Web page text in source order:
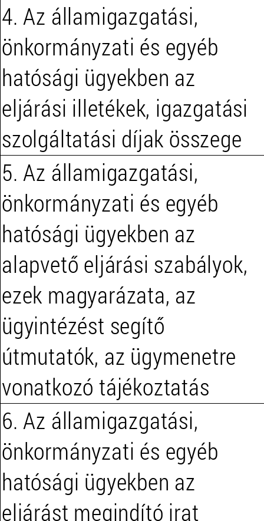
4. Az államigazgatási,
önkormányzati és egyéb
hatósági ügyekben az
eljárási illetékek, igazgatási
szolgáltatási díjak összege
5. Az államigazgatási,
önkormányzati és egyéb
hatósági ügyekben az
alapvető eljárási szabályok,
ezek magyarázata, az
ügyintézést segítő
útmutatók, az ügymenetre
vonatkozó tájékoztatás
6. Az államigazgatási,
önkormányzati és egyéb
hatósági ügyekben az
eljárást megindító irat